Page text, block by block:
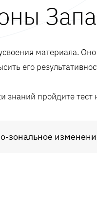
материала.
его
знаний пройдите тест
зональное